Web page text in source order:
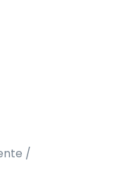
/